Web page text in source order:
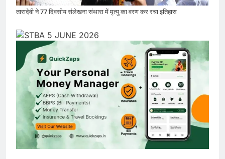
तारादेवी ने 77 दिवसीय संलेखना संथारा में मृत्यु का वरण कर रचा इतिहास